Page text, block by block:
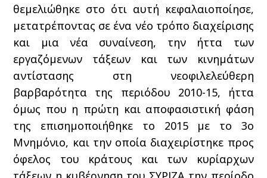
θεμελιώθηκε στο ότι αυτή κεφαλαιοποίησε,
μετατρέποντας σε ένα νέο τρόπο διαχείρισης
και μια νέα συναίνεση, την ήττα των
εργαζόμενων τάξεων και των κινημάτων
αντίστασης στη νεοφιλελεύθερη
βαρβαρότητα της περιόδου 2010-15, ήττα
όμως που η πρώτη και αποφασιστική φάση
της επισημοποιήθηκε το 2015 με το 3ο
Μνημόνιο, και την οποία διαχειρίστηκε προς
όφελος του κράτους και των κυρίαρχων